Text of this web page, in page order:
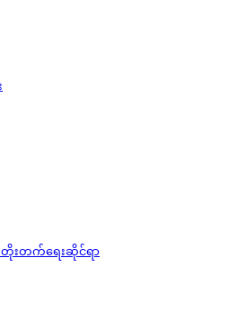
းတက်ရေးဆိုင်ရာ